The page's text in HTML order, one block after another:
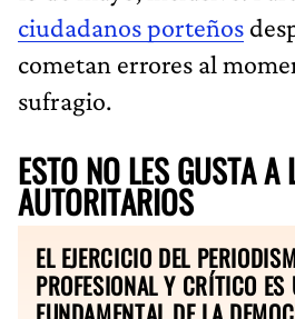
ciudadanos porteños
cometan errores al
sufragio.
ESTO NO LES GUSTA A
AUTORITARIOS
EL EJERCICIO DEL
PROFESIONAL Y CRÍTICO